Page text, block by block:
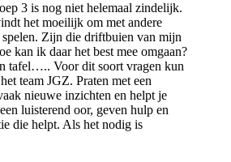
3 is nog niet helemaal zindelijk.
het moeilijk om met andere
spelen. Zijn die driftbuien van mijn
kan ik daar het best mee omgaan?
tafel….. Voor dit soort vragen kun
team JGZ. Praten met een
nieuwe inzichten en helpt je
luisterend oor, geven hulp en
die helpt. Als het nodig is